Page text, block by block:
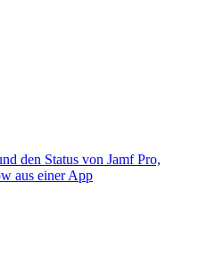
den Status von Jamf Pro,
aus einer App